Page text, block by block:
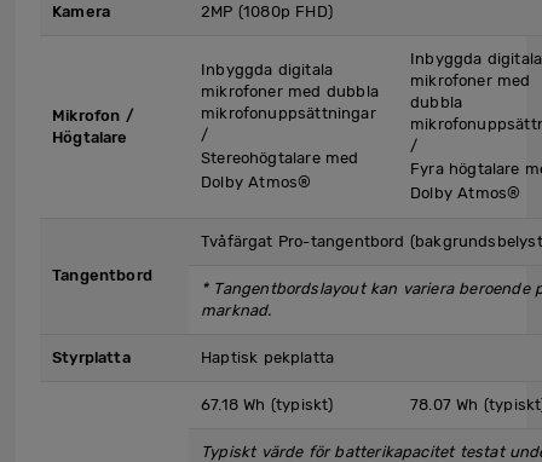
Kamera 2MP (1080p FHD)
Mikrofon /
Högtalare
Inbyggda digitala
mikrofoner med dubbla
mikrofonuppsättningar
/
Stereohögtalare med
Dolby Atmos®
Inbyggda digitala
mikrofoner med
dubbla
/
Fyra högtalare
Dolby Atmos®
Tangentbord
Tvåfärgat Pro-tangentbord
* Tangentbordslayout kan variera beroende
marknad.
Styrplatta Haptisk pekplatta
67.18 Wh (typiskt) 78.07 Wh
Typiskt värde för batterikapacitet testat